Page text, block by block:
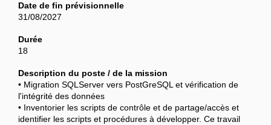
Date de fin prévisionnelle
31/08/2027
Durée
18
Description du poste / de la mission
• Migration SQLServer vers PostGreSQL et vérification de
l'intégrité des données
• Inventorier les scripts de contrôle et de partage/accès et
identifier les scripts et procédures à développer. Ce travail